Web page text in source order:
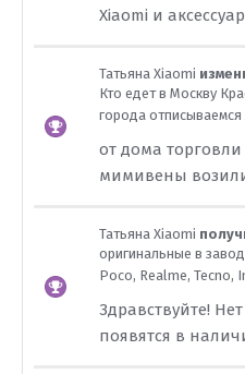
Xiaomi и
Татьяна Xiaomi
Кто едет в Москву
города отписываемся
от дома
мимивены
Татьяна Xiaomi
оригинальные в
Poco, Realme, Tecno,
Здравствуйте!
появятся в